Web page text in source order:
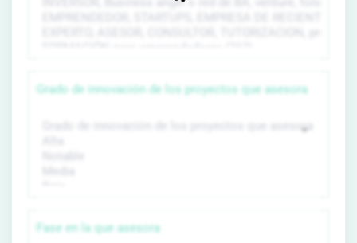
Grado de innovación de los proyectos que asesora
Fase en la que asesora